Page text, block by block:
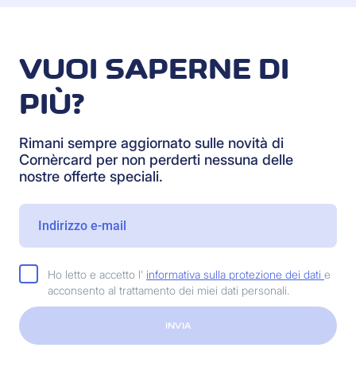
VUOI SAPERNE DI
PIÙ?
Rimani sempre aggiornato sulle novità di
Cornèrcard per non perderti nessuna delle
nostre offerte speciali.
Ho letto e accetto l' informativa sulla protezione dei dati e
acconsento al trattamento dei miei dati personali.
INVIA